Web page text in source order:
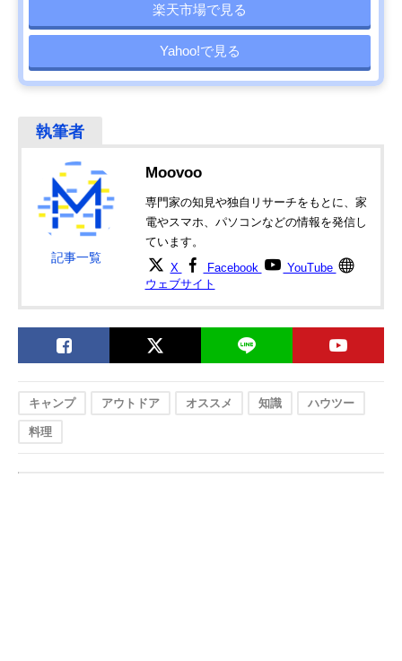
楽天市場で見る
Yahoo!で見る
記事一覧
Moovoo
専門家の知見や独自リサーチをもとに、家
電やスマホ、パソコンなどの情報を発信し
ています。
X Facebook
YouTube
ウェブサイト
キャンプ アウトドア オススメ 知識 ハウツー
料理